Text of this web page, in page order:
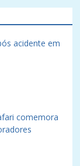
acidente em
comemora